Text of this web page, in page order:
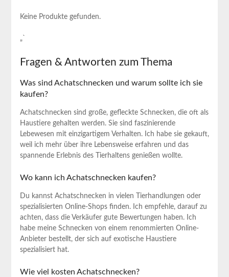
Keine Produkte gefunden.
„`
Fragen & Antworten zum Thema
Was ‍sind Achatschnecken und warum sollte ich sie
⁣kaufen?
Achatschnecken sind große, gefleckte Schnecken,‌ die oft als
Haustiere‌ gehalten werden. Sie sind faszinierende
Lebewesen mit einzigartigem ‌Verhalten.‌ Ich habe ⁤sie ⁣gekauft,‍
weil ich mehr über ihre Lebensweise erfahren und das
⁢spannende Erlebnis des Tierhaltens genießen⁣ wollte.
Wo kann ich Achatschnecken kaufen?
Du kannst Achatschnecken in vielen ‌Tierhandlungen oder
spezialisierten Online-Shops finden. Ich⁤ empfehle, darauf zu
achten, dass die Verkäufer gute Bewertungen‌ haben. Ich
habe meine Schnecken von einem‌ renommierten Online-
Anbieter bestellt, der sich auf exotische Haustiere
spezialisiert hat.
Wie viel kosten Achatschnecken?